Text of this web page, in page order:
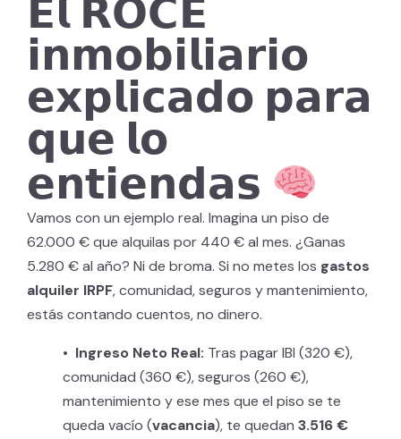
𝗘𝗹 𝗥𝗢𝗖𝗘
𝗶𝗻𝗺𝗼𝗯𝗶𝗹𝗶𝗮𝗿𝗶𝗼
𝗲𝘅𝗽𝗹𝗶𝗰𝗮𝗱𝗼 𝗽𝗮𝗿𝗮
𝗾𝘂𝗲 𝗹𝗼
𝗲𝗻𝘁𝗶𝗲𝗻𝗱𝗮𝘀
Vamos con un ejemplo real. Imagina un piso de
62.000 € que alquilas por 440 € al mes. ¿Ganas
5.280 € al año? Ni de broma. Si no metes los gastos
alquiler IRPF, comunidad, seguros y mantenimiento,
estás contando cuentos, no dinero.
• Ingreso Neto Real: Tras pagar IBI (320 €),
comunidad (360 €), seguros (260 €),
mantenimiento y ese mes que el piso se te
queda vacío (vacancia), te quedan 3.516 €